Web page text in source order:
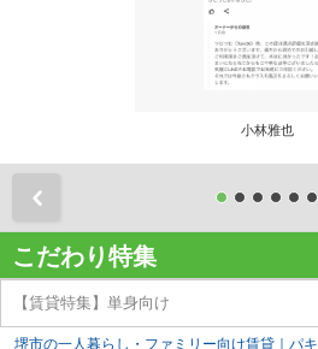
小林雅也
こだわり特集
【賃貸特集】単身向け
堺市の一人暮らし・ファミリー向け賃貸｜パ